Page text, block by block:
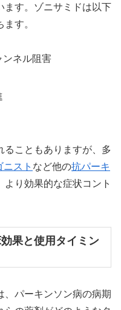
ます。ゾニサミドは以下
す。
ンネル阻害
ることもありますが、多
ニスト など他の抗パーキ
より効果的な症状コント
果と使用タイミン
、パーキンソン病の病期